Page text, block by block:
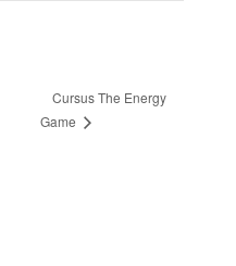
Cursus The Energy
Game